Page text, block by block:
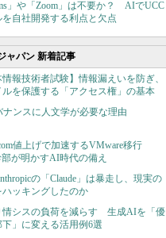
」や「Zoom」は不要か？ AIでUCC
を自社開発する利点と欠点
ャパン 新着記事
情報技術者試験】情報漏えいを防ぎ、
ルを保護する「アクセス権」の基本
ンスに人文学が必要な理由
値上げで加速するVMware移行
部が明かすAI時代の備え
の「Claude」は暴走し、現実の
ハッキングしたのか
情シスの負荷を減らす 生成AIを「優
」に変える活用例6選